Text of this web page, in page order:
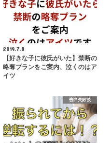
2019.7.8
【好きな子に彼氏がいた】禁断の
略奪プランをご案内、泣くのはア
イツ
告白失敗後